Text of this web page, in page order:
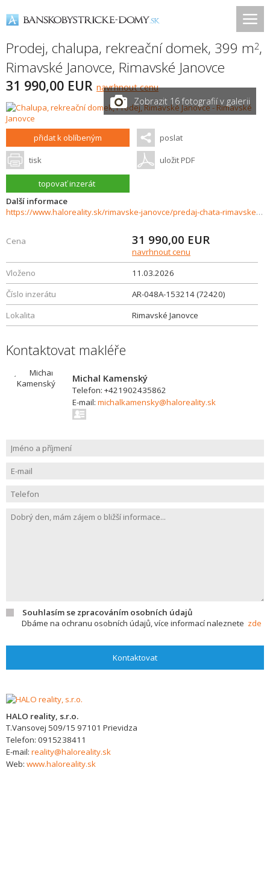
Prodej, chalupa, rekreační domek, 399 m2,
Rimavské Janovce, Rimavské Janovce
31 990,00 EUR navrhnout cenu
Zobrazit 16 fotografií v galerii
přidat k oblíbeným poslat
tisk uložit PDF
topovať inzerát
Další informace
https://www.haloreality.sk/rimavske-janovce/predaj-chata-rimavske-janovce-mociar---znizena-cena---exkluzivne-halo-reality/72420
Cena 31 990,00 EUR
navrhnout cenu
Vloženo
11.03.2026
Číslo inzerátu
AR-048A-153214 (72420)
Lokalita
Rimavské Janovce
Kontaktovat makléře
Michal Kamenský
Telefon: +421902435862
E-mail: michalkamensky@haloreality.sk
Souhlasím se zpracováním osobních údajů
Dbáme na ochranu osobních údajů, více informací naleznete zde
Kontaktovat
HALO reality, s.r.o.
T.Vansovej 509/15 97101 Prievidza
Telefon: 0915238411
E-mail: reality@haloreality.sk
Web: www.haloreality.sk